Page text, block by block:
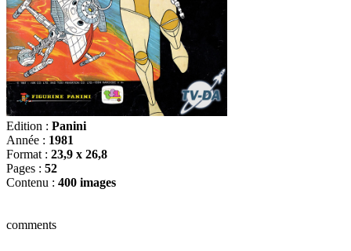
Edition : Panini
Année : 1981
Format : 23,9 x 26,8
Pages : 52
Contenu : 400 images
comments